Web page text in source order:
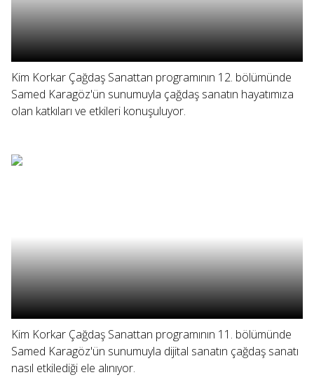
Kim Korkar Çağdaş Sanattan programının 12. bölümünde
Samed Karagöz'ün sunumuyla çağdaş sanatın hayatımıza
olan katkıları ve etkileri konuşuluyor.
Kim Korkar Çağdaş Sanattan programının 11. bölümünde
Samed Karagöz'ün sunumuyla dijital sanatın çağdaş sanatı
nasıl etkilediği ele alınıyor.